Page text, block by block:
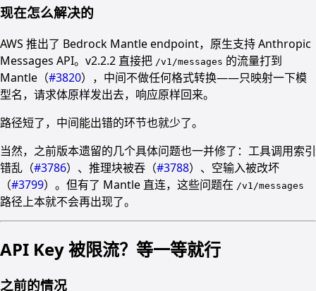
现在怎么解决的
AWS 推出了 Bedrock Mantle endpoint，原生支持 Anthropic
Messages API。v2.2.2 直接把 /v1/messages 的流量打到
Mantle（#3820），中间不做任何格式转换——只映射一下模
型名，请求体原样发出去，响应原样回来。
路径短了，中间能出错的环节也就少了。
当然，之前版本遗留的几个具体问题也一并修了：工具调用索引
错乱（#3786）、推理块被吞（#3788）、空输入被改坏
（#3799）。但有了 Mantle 直连，这些问题在 /v1/messages
路径上本就不会再出现了。
API Key 被限流？等一等就行
之前的情况